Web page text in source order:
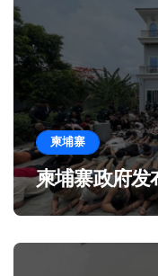
柬埔寨
柬埔寨政府发